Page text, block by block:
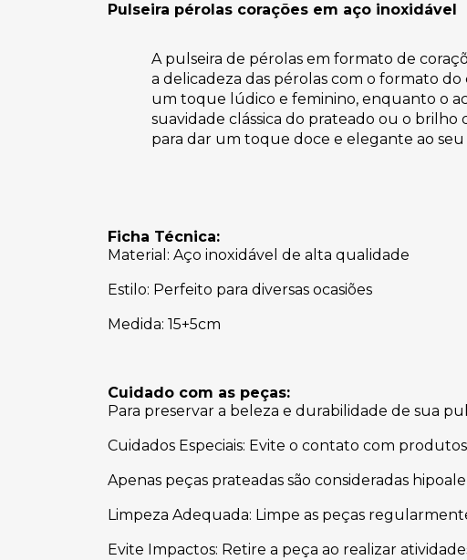
Pulseira pérolas corações em aço inoxidável
A pulseira de pérolas em formato de
a delicadeza das pérolas com o formato
um toque lúdico e feminino, enquanto o
suavidade clássica do prateado ou o
para dar um toque doce e elegante ao seu
Ficha Técnica:
Material: Aço inoxidável de alta qualidade
Estilo: Perfeito para diversas ocasiões
Medida: 15+5cm
Cuidado com as peças:
Para preservar a beleza e durabilidade de sua
Cuidados Especiais: Evite o contato com
Apenas peças prateadas são consideradas
Limpeza Adequada: Limpe as peças
Evite Impactos: Retire a peça ao realizar